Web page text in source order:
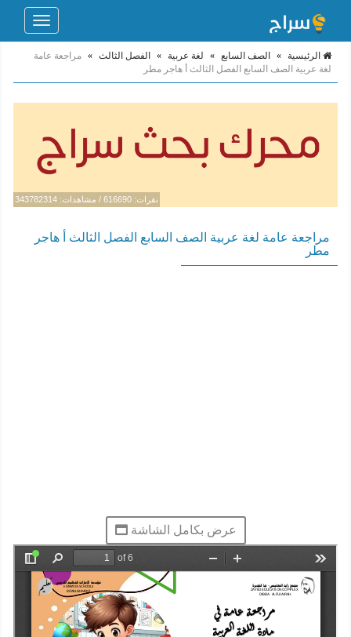
Toggle
الرئيسية » الصف السابع » لغة عربية » الفصل الثالث » مراجعة عامة
لغة عربية الصف السابع الفصل الثالث أ هاجر مطر
نقرات: 616690 / مشاهدات: 343782314
مراجعة عامة لغة عربية الصف السابع الفصل الثالث أ هاجر
مطر
عرض بكامل الشاشة